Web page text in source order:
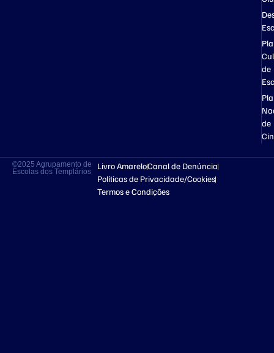
de
de
©2025 Agrupamento de
Escolas dos Templários
Livro AmareloCanal de Denúncia
Políticas de Privacidade/Cookies
Termos e Condições